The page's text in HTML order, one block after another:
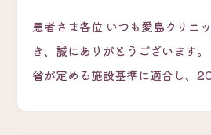
患者さま各位 いつも愛島クリニ
き、誠にありがとうございます
省が定める施設基準に適合し、